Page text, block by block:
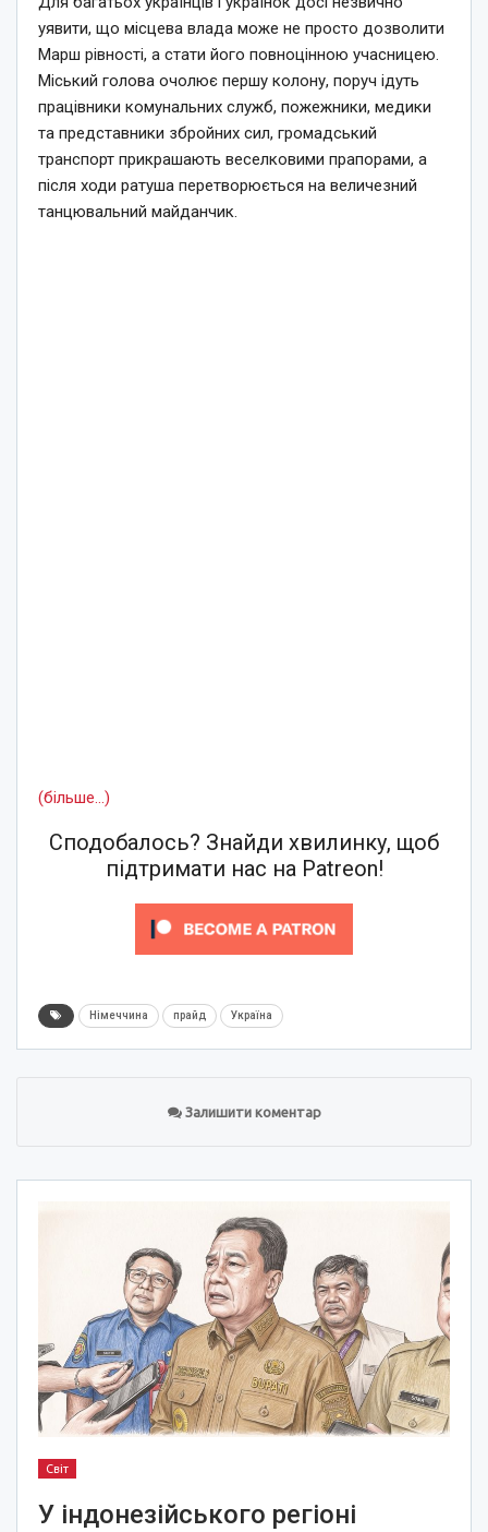
уявити, що місцева влада може не просто дозволити
Марш рівності, а стати його повноцінною учасницею.
Міський голова очолює першу колону, поруч ідуть
працівники комунальних служб, пожежники, медики
та представники збройних сил, громадський
транспорт прикрашають веселковими прапорами, а
після ходи ратуша перетворюється на величезний
танцювальний майданчик.
(більше…)
Сподобалось? Знайди хвилинку, щоб
підтримати нас на Patreon!
Німеччина прайд Україна
Залишити коментар
Світ
У індонезійського регіоні